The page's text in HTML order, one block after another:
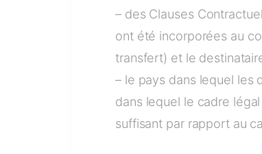
– des Clauses
ont été incorporées au
transfert) et le
– le pays dans lequel les
dans lequel le cadre
suffisant par rapport au